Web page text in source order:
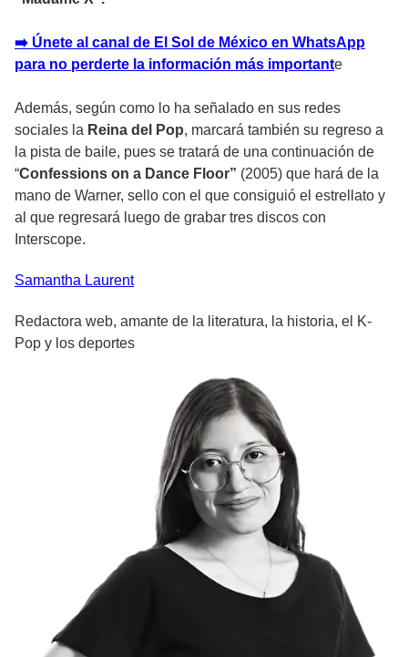
➡️ Únete al canal de El Sol de México en WhatsApp
para no perderte la información más importante
Además, según como lo ha señalado en sus redes
sociales la Reina del Pop, marcará también su regreso a
la pista de baile, pues se tratará de una continuación de
“Confessions on a Dance Floor” (2005) que hará de la
mano de Warner, sello con el que consiguió el estrellato y
al que regresará luego de grabar tres discos con
Interscope.
Samantha Laurent
Redactora web, amante de la literatura, la historia, el K-
Pop y los deportes